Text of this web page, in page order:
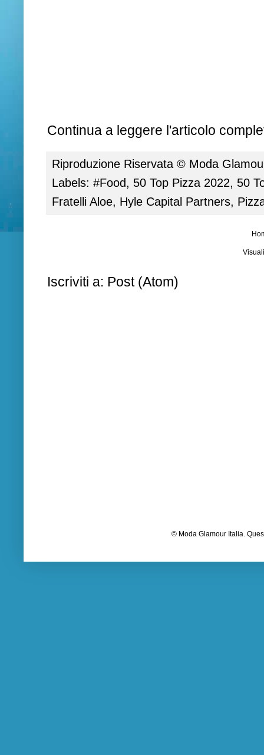
Continua a leggere l'articolo
Riproduzione Riservata © Moda
Labels: #Food, 50 Top Pizza 2022, 50
Fratelli Aloe, Hyle Capital Partners,
Iscriviti a: Post (Atom)
© Moda Glamour Italia.